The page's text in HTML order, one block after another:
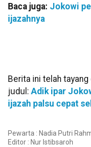
Baca juga: Jokowi
ijazahnya
Berita ini telah
judul: Adik ipar
ijazah palsu cepat
Pewarta : Nadia Putri
Editor : Nur Istibsaroh